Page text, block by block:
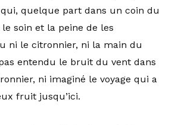
quelque part dans un coin du
soin et la peine de les
ni le citronnier, ni la main du
entendu le bruit du vent dans
ni imaginé le voyage qui a
fruit jusqu’ici.